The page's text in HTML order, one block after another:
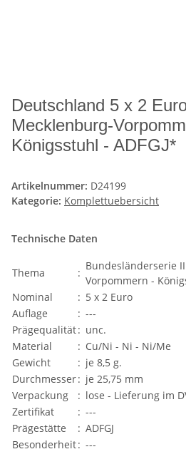
Deutschland 5 x 2
Mecklenburg-
Königsstuhl - ADFGJ*
Artikelnummer: D24199
Kategorie: Komplettuebersicht
Technische Daten
Thema :
Bundesländerserie
Vorpommern -
Nominal
: 5 x 2 Euro
Auflage
: ---
Prägequalität: unc.
Material
: Cu/Ni - Ni - Ni/Me
Gewicht
: je 8,5 g.
Durchmesser: je 25,75 mm
Verpackung
: lose - Lieferung im
Zertifikat
: ---
Prägestätte
: ADFGJ
Besonderheit: ---